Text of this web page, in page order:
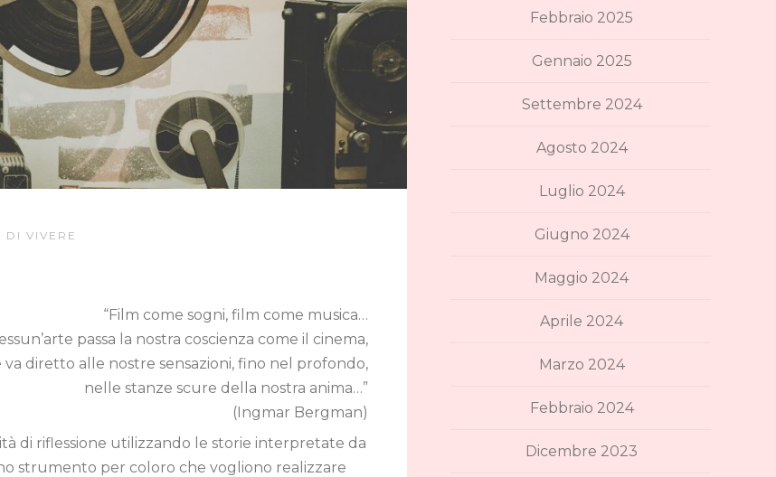
DI VIVERE
“Film come sogni, film come musica…
passa la nostra coscienza come il cinema,
va diretto alle nostre sensazioni, fino nel profondo,
nelle stanze scure della nostra anima…”
(Ingmar Bergman)
di riflessione utilizzando le storie interpretate da
strumento per coloro che vogliono realizzare
Febbraio 2025
Gennaio 2025
Settembre 2024
Agosto 2024
Luglio 2024
Giugno 2024
Maggio 2024
Aprile 2024
Marzo 2024
Febbraio 2024
Dicembre 2023